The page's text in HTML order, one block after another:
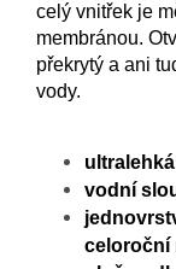
celý vnitřek je
membránou.
překrytý a ani
vody.
vodní
celoroční